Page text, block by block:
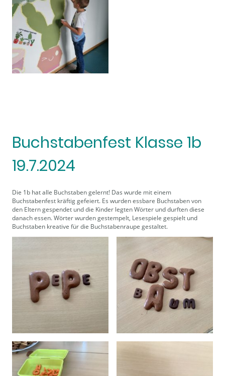
Buchstabenfest Klasse 1b
19.7.2024
Die 1b hat alle Buchstaben gelernt! Das wurde mit einem
Buchstabenfest kräftig gefeiert. Es wurden essbare Buchstaben von
den Eltern gespendet und die Kinder legten Wörter und durften diese
danach essen. Wörter wurden gestempelt, Lesespiele gespielt und
Buchstaben kreative für die Buchstabenraupe gestaltet.